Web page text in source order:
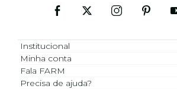
Institucional
Minha conta
Fala FARM
Precisa de ajuda?